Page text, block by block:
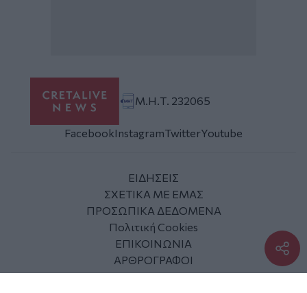
Μ.Η.Τ. 232065
FacebookInstagramTwitterYoutube
ΕΙΔΗΣΕΙΣ
ΣΧΕΤΙΚΑ ΜΕ ΕΜΑΣ
ΠΡΟΣΩΠΙΚΑ ΔΕΔΟΜΕΝΑ
Πολιτική Cookies
ΕΠΙΚΟΙΝΩΝΙΑ
ΑΡΘΡΟΓΡΑΦΟΙ